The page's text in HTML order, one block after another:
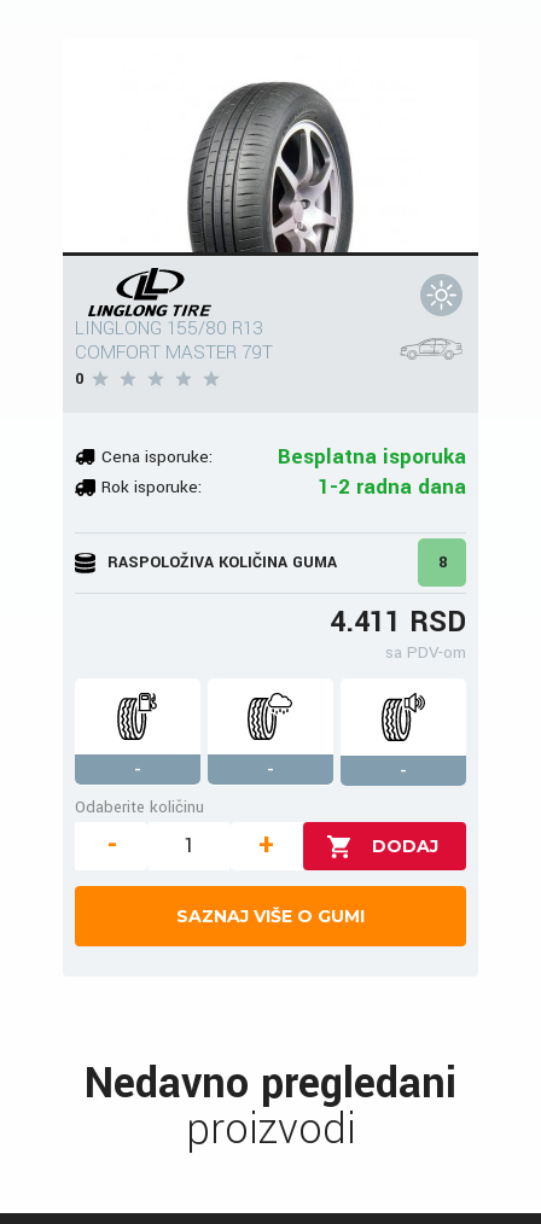
LINGLONG 155/80 R13
COMFORT MASTER 79T
0
Cena isporuke: Besplatna isporuka
Rok isporuke: 1-2 radna dana
RASPOLOŽIVA KOLIČINA GUMA 8
4.411 RSD
sa PDV-om
- -
-
Odaberite količinu
- +
SAZNAJ VIŠE O GUMI
Nedavno pregledani
proizvodi